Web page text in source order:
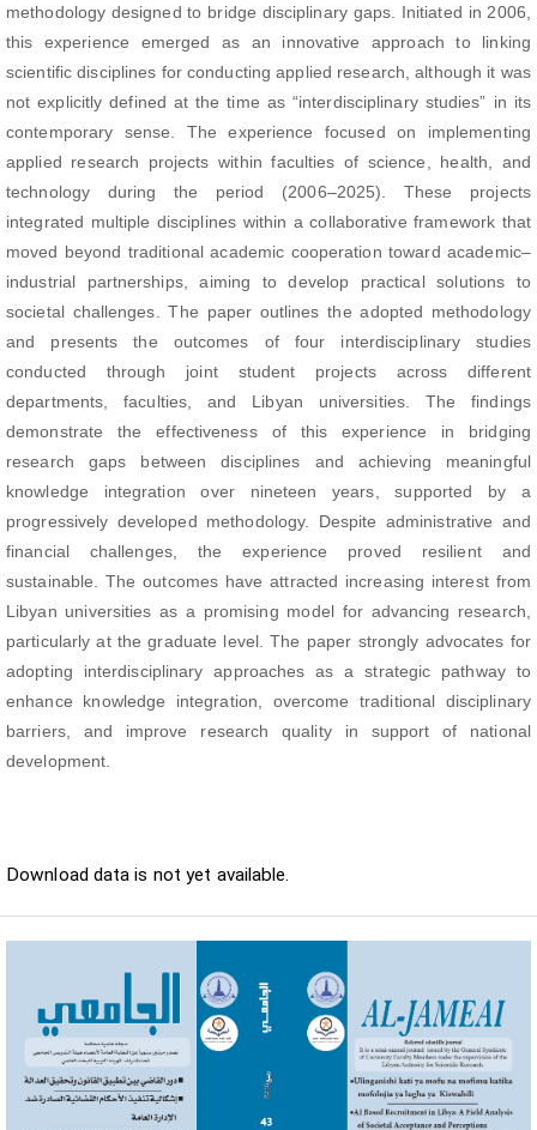
methodology designed to bridge disciplinary gaps. Initiated in 2006,
this experience emerged as an innovative approach to linking
scientific disciplines for conducting applied research, although it was
not explicitly defined at the time as “interdisciplinary studies” in its
contemporary sense. The experience focused on implementing
applied research projects within faculties of science, health, and
technology during the period (2006–2025). These projects
integrated multiple disciplines within a collaborative framework that
moved beyond traditional academic cooperation toward academic–
industrial partnerships, aiming to develop practical solutions to
societal challenges. The paper outlines the adopted methodology
and presents the outcomes of four interdisciplinary studies
conducted through joint student projects across different
departments, faculties, and Libyan universities. The findings
demonstrate the effectiveness of this experience in bridging
research gaps between disciplines and achieving meaningful
knowledge integration over nineteen years, supported by a
progressively developed methodology. Despite administrative and
financial challenges, the experience proved resilient and
sustainable. The outcomes have attracted increasing interest from
Libyan universities as a promising model for advancing research,
particularly at the graduate level. The paper strongly advocates for
adopting interdisciplinary approaches as a strategic pathway to
enhance knowledge integration, overcome traditional disciplinary
barriers, and improve research quality in support of national
development.
Download data is not yet available.